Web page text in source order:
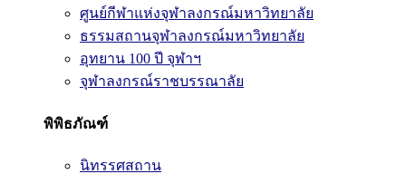
ศูนย์กีฬาแห่งจุฬาลงกรณ์มหาวิทยาลัย
ธรรมสถานจุฬาลงกรณ์มหาวิทยาลัย
อุทยาน 100 ปี จุฬาฯ
จุฬาลงกรณ์ราชบรรณาลัย
พิพิธภัณฑ์
นิทรรศสถาน